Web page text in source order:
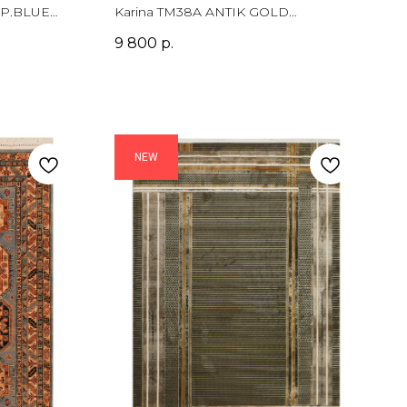
/
GOLD Прямоугольник
Karina TM38A ANTIK GOLD
9 800 р.
NEW